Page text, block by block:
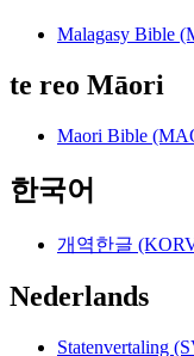
Malagasy Bible
te reo Māori
Maori Bible
한국어
개역한글
Nederlands
Statenvertaling